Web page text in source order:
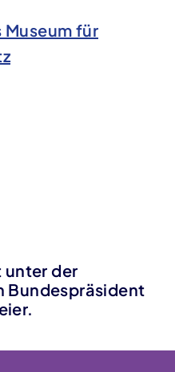
für
unter der
Bundespräsident